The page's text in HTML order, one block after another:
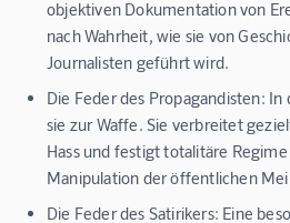
objektiven Dokumentation von
nach Wahrheit, wie sie von
Journalisten geführt wird.
Die Feder des Propagandisten: In
sie zur Waffe. Sie verbreitet
Hass und festigt totalitäre
Manipulation der öffentlichen
Die Feder des Satirikers: Eine